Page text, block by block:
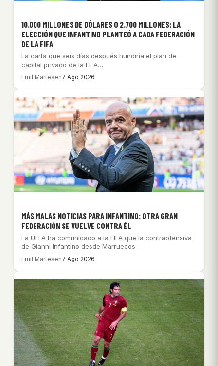
10.000 MILLONES DE DÓLARES O 2.700 MILLONES: LA
ELECCIÓN QUE INFANTINO PLANTEÓ A CADA FEDERACIÓN
DE LA FIFA
La carta que seis días después hundiría el plan de
capital privado de la FIFA…
Emil Martesen7 Ago 2026
MÁS MALAS NOTICIAS PARA INFANTINO: OTRA GRAN
FEDERACIÓN SE VUELVE CONTRA ÉL
La UEFA ha comunicado a la FIFA que la contraofensiva
de Gianni Infantino desde Marruecos…
Emil Martesen7 Ago 2026